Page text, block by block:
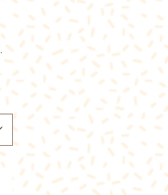
DoggyMan牛仔褲尿片18片
一般價格
HK$120.00
促銷價格 HK$105.60